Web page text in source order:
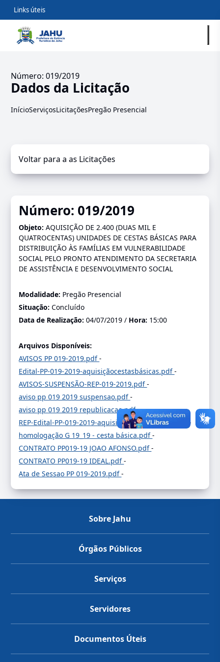
Links úteis
Número: 019/2019
Dados da Licitação
InícioServiçosLicitaçõesPregão Presencial
Voltar para a as Licitações
Número: 019/2019
Objeto:AQUISIÇÃO DE 2.400 (DUAS MIL E
QUATROCENTAS) UNIDADES DE CESTAS BÁSICAS PARA
DISTRIBUIÇÃO ÀS FAMÍLIAS EM VULNERABILIDADE
SOCIAL PELO PRONTO ATENDIMENTO DA SECRETARIA
DE ASSISTÊNCIA E DESENVOLVIMENTO SOCIAL
Modalidade: Pregão Presencial
Situação:Concluído
Data de Realização:04/07/2019 / Hora: 15:00
Arquivos Disponíveis:
AVISOS PP 019-2019.pdf-
Edital-PP-019-2019-aquisiçãocestasbásicas.pdf-
AVISOS-SUSPENSÃO-REP-019-2019.pdf-
aviso pp 019 2019 suspensao.pdf-
aviso pp 019 2019 republicacao.pdf-
REP-Edital-PP-019-2019-aquisiçãocestasbásicas.pdf
-
homologação G 19_19 - cesta básica.pdf-
CONTRATO PP019-19 JOAO AFONSO.pdf-
CONTRATO PP019-19 IDEAL.pdf-
Ata de Sessao PP 019-2019.pdf-
Sobre Jahu
Órgãos Públicos
Serviços
Servidores
Documentos Úteis